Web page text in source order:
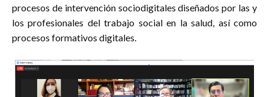
procesos de intervención sociodigitales diseñados por las y
los profesionales del trabajo social en la salud, así como
procesos formativos digitales.